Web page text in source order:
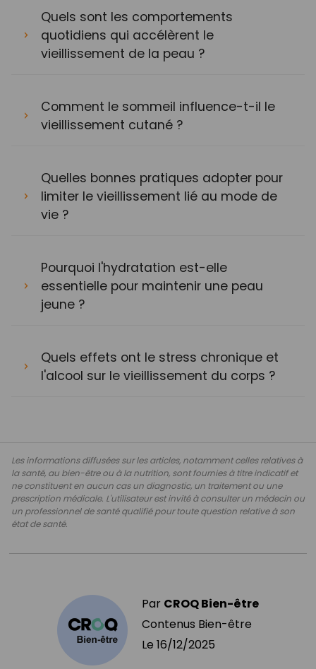
Quels sont les comportements
quotidiens qui accélèrent le
vieillissement de la peau ?
Comment le sommeil influence-t-il le
vieillissement cutané ?
Quelles bonnes pratiques adopter pour
limiter le vieillissement lié au mode de
vie ?
Pourquoi l'hydratation est-elle
essentielle pour maintenir une peau
jeune ?
Quels effets ont le stress chronique et
l'alcool sur le vieillissement du corps ?
Les informations diffusées sur les articles, notamment celles relatives à
la santé, au bien-être ou à la nutrition, sont fournies à titre indicatif et
ne constituent en aucun cas un diagnostic, un traitement ou une
prescription médicale. L'utilisateur est invité à consulter un médecin ou
un professionnel de santé qualifié pour toute question relative à son
état de santé.
Par CROQ Bien-être
Contenus Bien-être
Le 16/12/2025